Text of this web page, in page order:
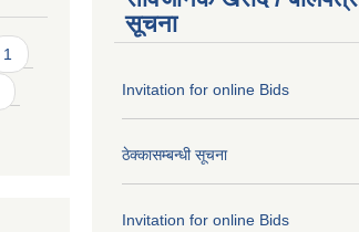
1
सूचना
Invitation for online Bids
ठेक्कासम्बन्धी सूचना
Invitation for online Bids